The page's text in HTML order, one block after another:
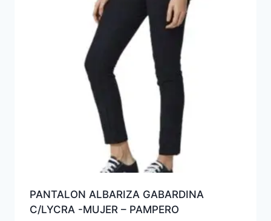
PANTALON ALBARIZA GABARDINA
C/LYCRA -MUJER – PAMPERO